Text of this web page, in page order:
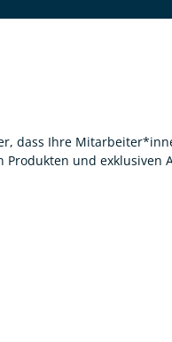
dass Ihre
und exklusiven